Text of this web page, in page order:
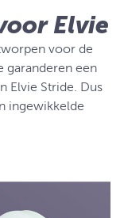
Elvie
voor de
garanderen een
Elvie Stride. Dus
ingewikkelde